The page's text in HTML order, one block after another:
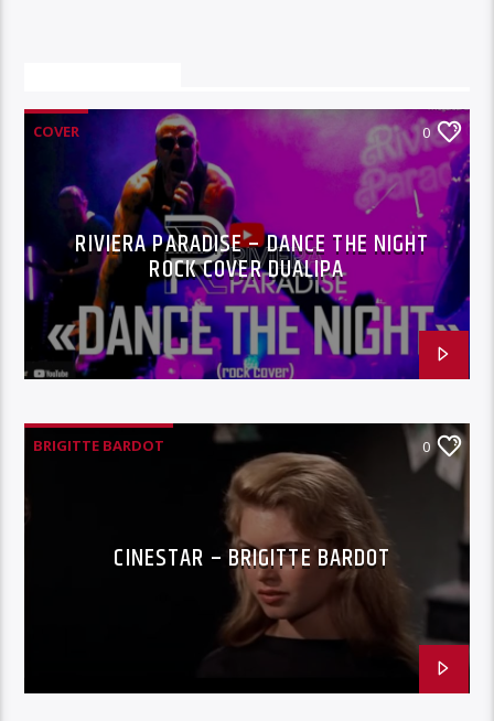
COVER 0
RIVIERA PARADISE – DANCE THE NIGHT
ROCK COVER DUALIPA
BRIGITTE BARDOT 0
CINESTAR – BRIGITTE BARDOT